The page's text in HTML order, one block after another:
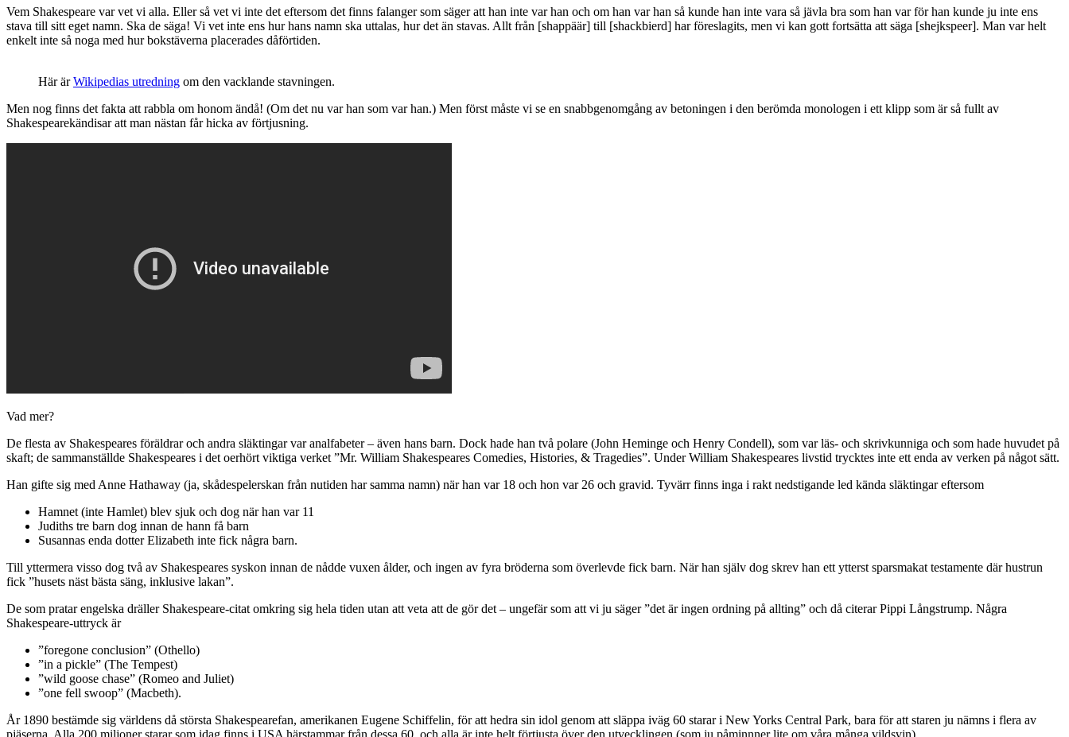
Vem Shakespeare var vet vi alla. Eller så vet vi inte det eftersom det finns falanger som säger att han inte var han och om han var han så kunde han inte vara så jävla bra som han var för han kunde ju inte ens
stava till sitt eget namn. Ska de säga! Vi vet inte ens hur hans namn ska uttalas, hur det än stavas. Allt från [shappäär] till [shackbierd] har föreslagits, men vi kan gott fortsätta att säga [shejkspeer]. Man var helt
enkelt inte så noga med hur bokstäverna placerades dåförtiden.
Här ärWikipedias utredning om den vacklande stavningen.
Men nog finns det fakta att rabbla om honom ändå! (Om det nu var han som var han.) Men först måste vi se en snabbgenomgång av betoningen i den berömda monologen i ett klipp som är så fullt av
Shakespearekändisar att man nästan får hicka av förtjusning.
Vad mer?
De flesta av Shakespeares föräldrar och andra släktingar var analfabeter – även hans barn. Dock hade han två polare (John Heminge och Henry Condell), som var läs- och skrivkunniga och som hade huvudet på
skaft; de sammanställde Shakespeares i det oerhört viktiga verket ”Mr. William Shakespeares Comedies, Histories, & Tragedies”. Under William Shakespeares livstid trycktes inte ett enda av verken på något sätt.
Han gifte sig med Anne Hathaway (ja, skådespelerskan från nutiden har samma namn) när han var 18 och hon var 26 och gravid. Tyvärr finns inga i rakt nedstigande led kända släktingar eftersom
Hamnet (inte Hamlet) blev sjuk och dog när han var 11
Judiths tre barn dog innan de hann få barn
Susannas enda dotter Elizabeth inte fick några barn.
Till yttermera visso dog två av Shakespeares syskon innan de nådde vuxen ålder, och ingen av fyra bröderna som överlevde fick barn. När han själv dog skrev han ett ytterst sparsmakat testamente där hustrun
fick ”husets näst bästa säng, inklusive lakan”.
De som pratar engelska dräller Shakespeare-citat omkring sig hela tiden utan att veta att de gör det – ungefär som att vi ju säger ”det är ingen ordning på allting” och då citerar Pippi Långstrump. Några
Shakespeare-uttryck är
”foregone conclusion” (Othello)
”in a pickle” (The Tempest)
”wild goose chase” (Romeo and Juliet)
”one fell swoop” (Macbeth).
År 1890 bestämde sig världens då största Shakespearefan, amerikanen Eugene Schiffelin, för att hedra sin idol genom att släppa iväg 60 starar i New Yorks Central Park, bara för att staren ju nämns i flera av
pjäserna. Alla 200 miljoner starar som idag finns i USA härstammar från dessa 60, och alla är inte helt förtjusta över den utvecklingen (som ju påminnner lite om våra många vildsvin).